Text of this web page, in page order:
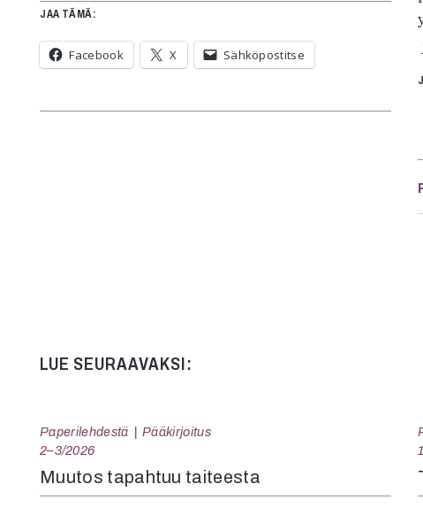
JAA TÄMÄ:
Facebook X Sähköpostitse
LUE SEURAAVAKSI:
Paperilehdestä
Pääkirjoitus
2–3/2026
Muutos tapahtuu taiteesta